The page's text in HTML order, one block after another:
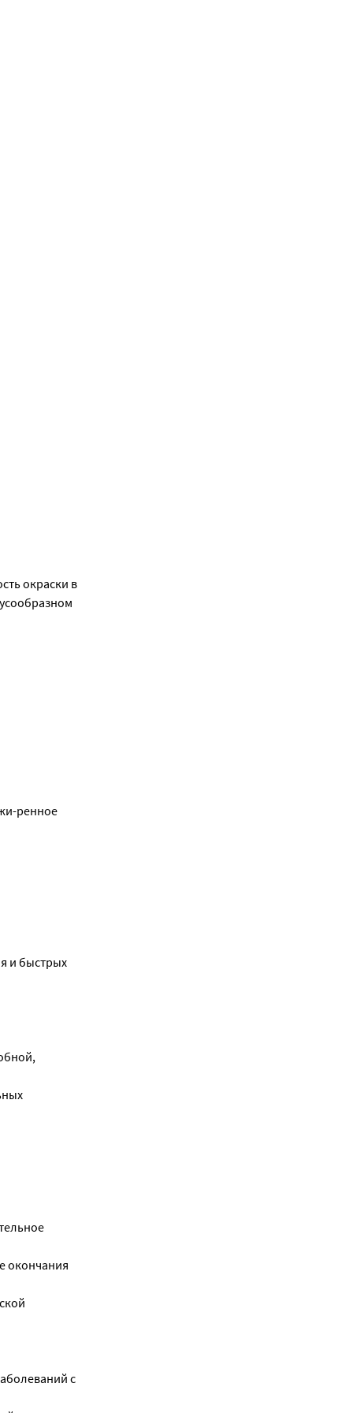
окраски в
ренное
и быстрых
окончания
с